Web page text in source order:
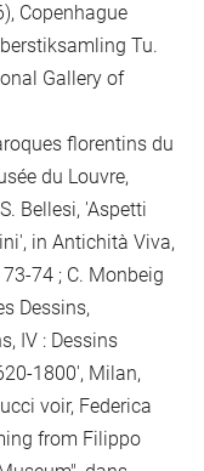
Copenhague
Tu.
Gallery of
florentins du
du Louvre,
Bellesi, 'Aspetti
in Antichità Viva,
74 ; C. Monbeig
Dessins,
IV : Dessins
1800', Milan,
voir, Federica
from Filippo